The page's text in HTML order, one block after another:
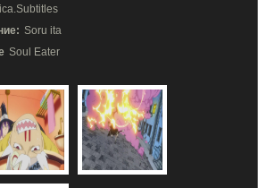
Soru ita
Soul Eater